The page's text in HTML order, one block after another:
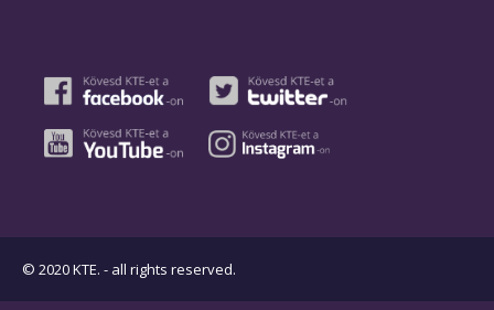
© 2020 KTE. - all rights reserved.